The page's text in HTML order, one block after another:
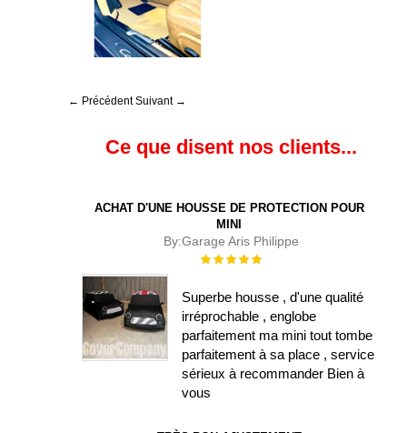
← Précédent Suivant →
Ce que disent nos clients...
ACHAT D'UNE HOUSSE DE PROTECTION POUR
MINI
By:Garage Aris Philippe
Évaluation :
Superbe housse , d'une qualité
irréprochable , englobe
parfaitement ma mini tout tombe
parfaitement à sa place , service
sérieux à recommander Bien à
vous